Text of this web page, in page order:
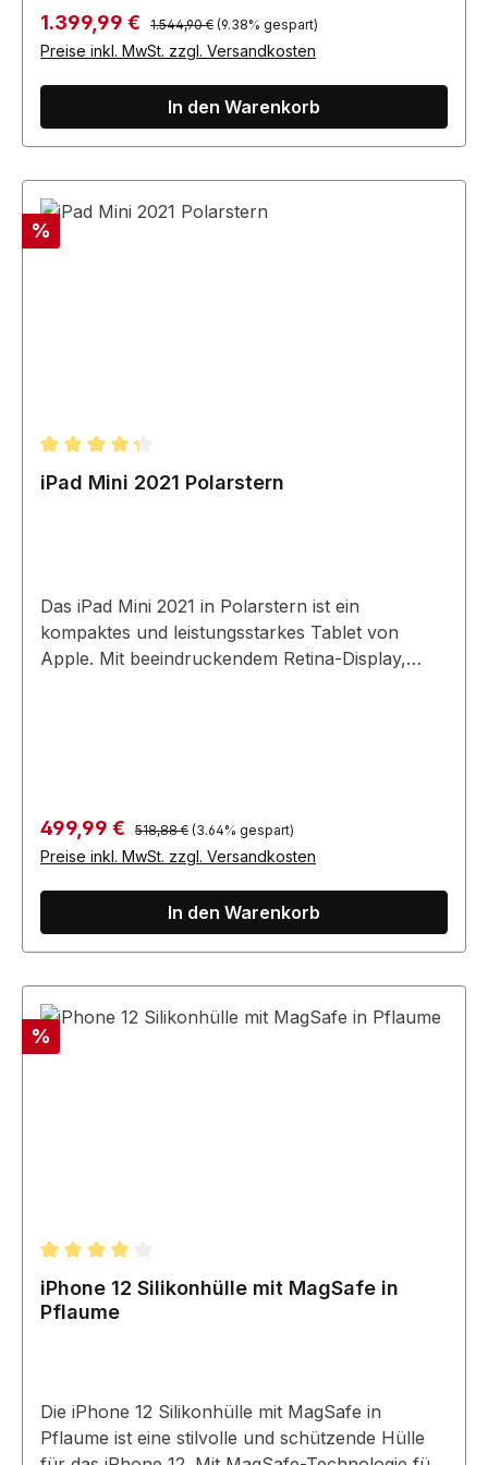
Verkaufspreis:
1.399,99 € Regulärer Preis:
1.544,90 € (9.38% gespart)
Preise inkl. MwSt. zzgl. Versandkosten
In den Warenkorb
Rabatt
%
Durchschnittliche Bewertung von 4.33 von 5 Sternen
iPad Mini 2021 Polarstern
Das iPad Mini 2021 in Polarstern ist ein
kompaktes und leistungsstarkes Tablet von
Apple. Mit beeindruckendem Retina-Display,
Verkaufspreis:
499,99 € Regulärer Preis:
518,88 € (3.64% gespart)
Preise inkl. MwSt. zzgl. Versandkosten
In den Warenkorb
Rabatt
%
Durchschnittliche Bewertung von 4 von 5 Sternen
iPhone 12 Silikonhülle mit MagSafe in
Pflaume
Die iPhone 12 Silikonhülle mit MagSafe in
Pflaume ist eine stilvolle und schützende Hülle